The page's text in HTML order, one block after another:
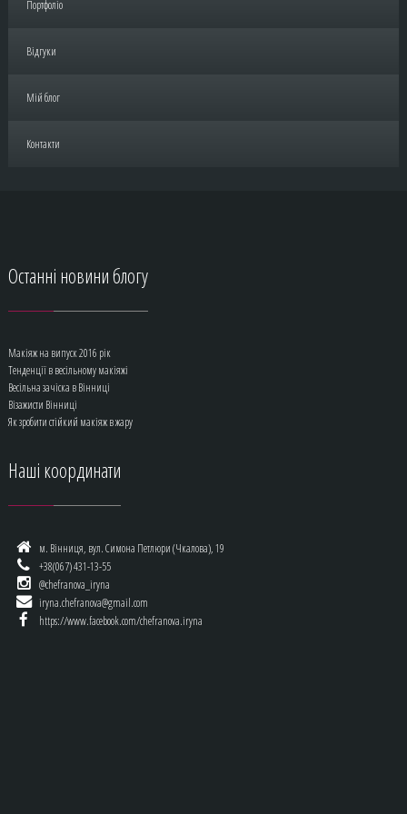
Портфоліо
Відгуки
Мій блог
Контакти
Останні новини блогу
Макіяж на випуск 2016 рік
Тенденції в весільному макіяжі
Весільна зачіска в Вінниці
Візажисти Вінниці
Як зробити стійкий макіяж в жару
Наші координати
м. Вінниця, вул. Симона Петлюри (Чкалова), 19
+38(067) 431-13-55
@chefranova_iryna
iryna.chefranova@gmail.com
https://www.facebook.com/chefranova.iryna